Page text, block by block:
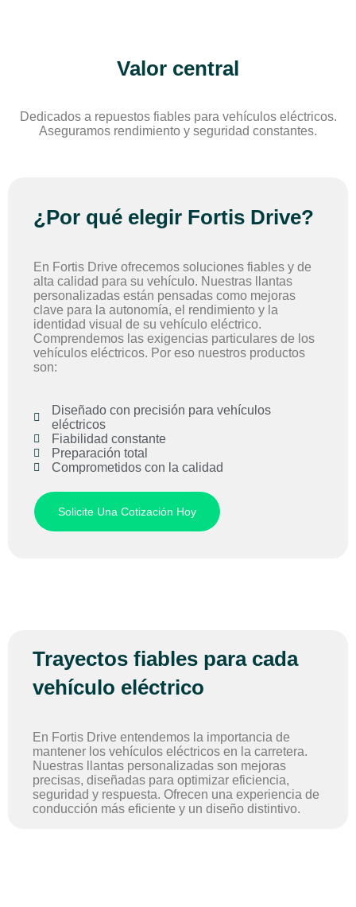
Valor central
Dedicados a repuestos fiables para vehículos eléctricos.
Aseguramos rendimiento y seguridad constantes.
¿Por qué elegir Fortis Drive?
En Fortis Drive ofrecemos soluciones fiables y de
alta calidad para su vehículo. Nuestras llantas
personalizadas están pensadas como mejoras
clave para la autonomía, el rendimiento y la
identidad visual de su vehículo eléctrico.
Comprendemos las exigencias particulares de los
vehículos eléctricos. Por eso nuestros productos
son:
Diseñado con precisión para vehículos
eléctricos
Fiabilidad constante
Preparación total
Comprometidos con la calidad
Solicite Una Cotización Hoy
Trayectos fiables para cada
vehículo eléctrico
En Fortis Drive entendemos la importancia de
mantener los vehículos eléctricos en la carretera.
Nuestras llantas personalizadas son mejoras
precisas, diseñadas para optimizar eficiencia,
seguridad y respuesta. Ofrecen una experiencia de
conducción más eficiente y un diseño distintivo.